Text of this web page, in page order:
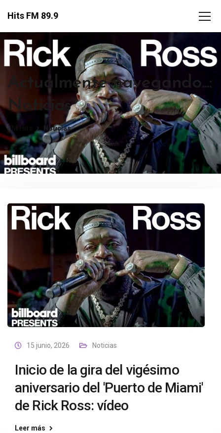
Hits FM 89.9
Actualmente navegando...:
Noticias
FM Hits Noticias
15 junio, 2026 Noticias
Inicio de la gira del vigésimo
aniversario del 'Puerto de Miami'
de Rick Ross: vídeo
Leer más